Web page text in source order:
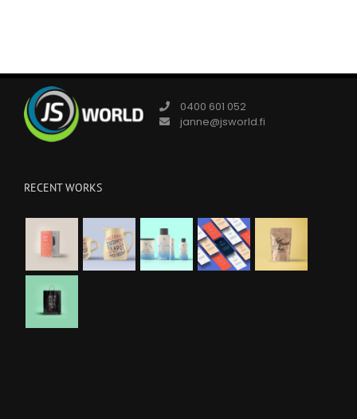
0400 601 052
janne@jsworld.fi
RECENT WORKS